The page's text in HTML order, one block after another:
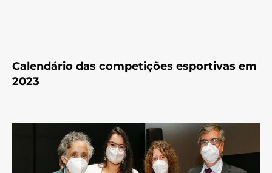
Calendário das competições esportivas em
2023